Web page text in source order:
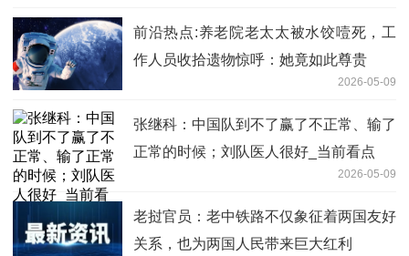
前沿热点:养老院老太太被水饺噎死，工
作人员收拾遗物惊呼：她竟如此尊贵
2026-05-09
张继科：中国队到不了赢了不正常、输了
正常的时候；刘队医人很好_当前看点
2026-05-09
老挝官员：老中铁路不仅象征着两国友好
关系，也为两国人民带来巨大红利